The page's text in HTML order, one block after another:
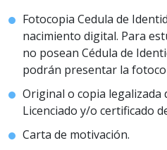
Fotocopia Cedula de
nacimiento digital. Para
no posean Cédula de
podrán presentar la
Original o copia legalizada
Licenciado y/o certificado
Carta de motivación.